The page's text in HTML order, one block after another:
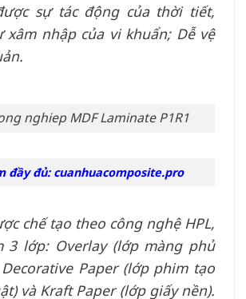
sự tác động của thời tiết,
xâm nhập của vi khuẩn; Dễ vệ
nghiep MDF Laminate P1R1
đầy đủ: cuanhuacomposite.pro
chế tạo theo công nghệ HPL,
3 lớp: Overlay (lớp màng phủ
Paper (lớp phim tạo
và Kraft Paper (lớp giấy nền).